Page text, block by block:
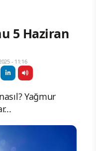
5 Haziran
- 11:16
Yağmur